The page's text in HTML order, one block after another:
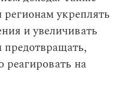
укреплять
и увеличивать
реагировать на